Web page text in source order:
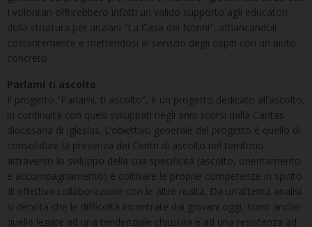
I volontari offrirebbero infatti un valido supporto agli educatori
della struttura per anziani “La Casa dei Nonni”, affiancandoli
costantemente e mettendosi al servizio degli ospiti con un aiuto
concreto.
Parlami ti ascolto
Il progetto “Parlami, ti ascolto”, è un progetto dedicato all’ascolto,
in continuità con quelli sviluppati negli anni scorsi dalla Caritas
diocesana di Iglesias. L’obiettivo generale del progetto è quello di
consolidare la presenza dei Centri di ascolto nel territorio
attraverso lo sviluppo della sua specificità (ascolto, orientamento
e accompagnamento) e coltivare le proprie competenze in spirito
di effettiva collaborazione con le altre realtà. Da un’attenta analisi
si denota che le difficoltà incontrate dai giovani oggi, sono anche
quelle legate ad una tendenziale chiusura e ad una resistenza ad